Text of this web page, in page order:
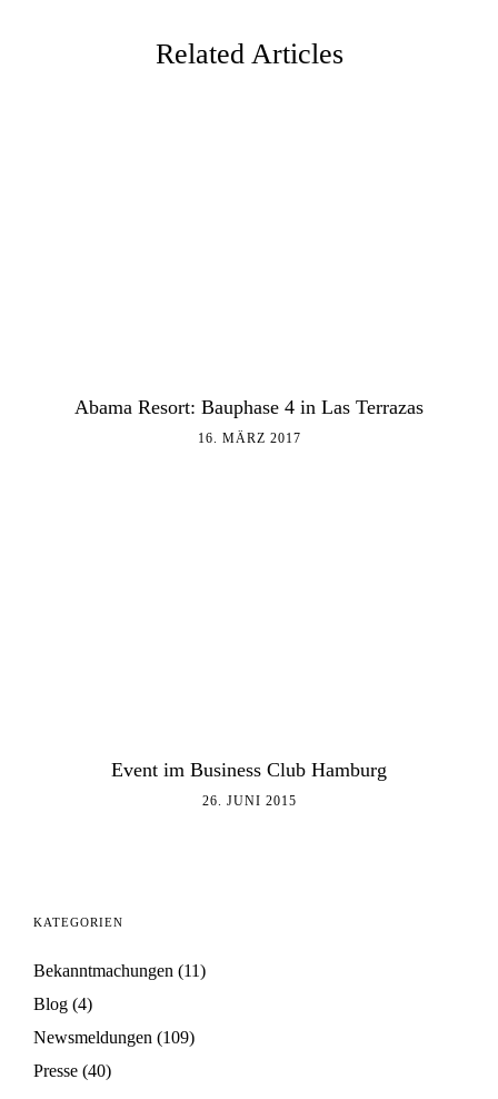
Related Articles
Abama Resort: Bauphase 4 in Las Terrazas
16. MÄRZ 2017
Event im Business Club Hamburg
26. JUNI 2015
KATEGORIEN
Bekanntmachungen (11)
Blog (4)
Newsmeldungen (109)
Presse (40)